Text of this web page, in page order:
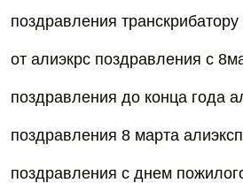
поздравления
от алиэкрс поздравления с
поздравления до конца года
поздравления 8 марта
поздравления с днем